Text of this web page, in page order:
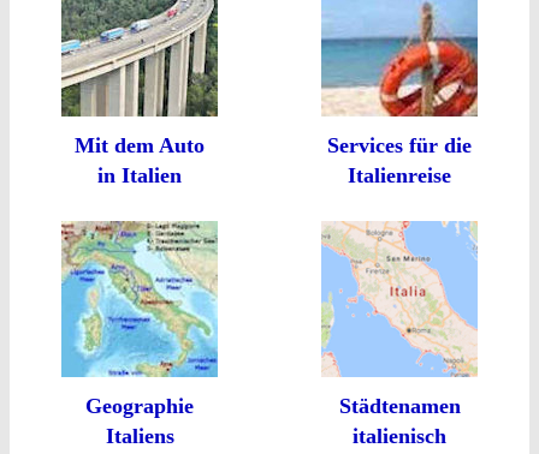
Mit dem Auto
in Italien
Services für die
Italienreise
Geographie
Italiens
Städtenamen
italienisch